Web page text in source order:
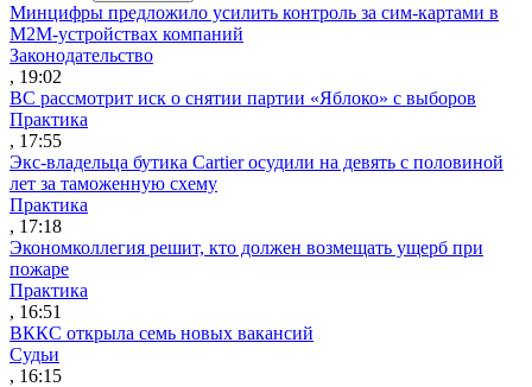
Минцифры предложило усилить контроль за сим-картами в
M2M-устройствах компаний
Законодательство
, 19:02
ВС рассмотрит иск о снятии партии «Яблоко» с выборов
Практика
, 17:55
Экс-владельца бутика Cartier осудили на девять с половиной
лет за таможенную схему
Практика
, 17:18
Экономколлегия решит, кто должен возмещать ущерб при
пожаре
Практика
, 16:51
ВККС открыла семь новых вакансий
Судьи
, 16:15